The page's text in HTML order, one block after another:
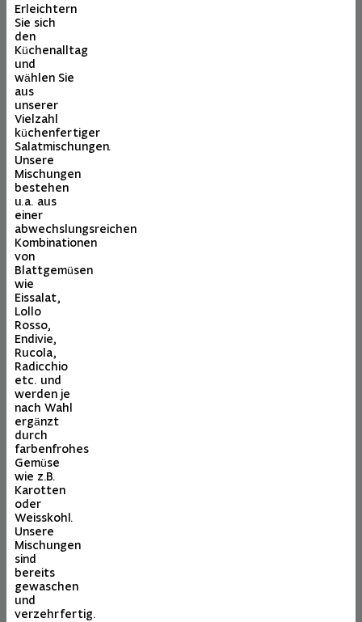
Erleichtern
Sie sich
den
Küchenalltag
und
wählen Sie
aus
unserer
Vielzahl
küchenfertiger
Salatmischungen.
Unsere
Mischungen
bestehen
u.a. aus
einer
abwechslungsreichen
Kombinationen
von
Blattgemüsen
wie
Eissalat,
Lollo
Rosso,
Endivie,
Rucola,
Radicchio
etc. und
werden je
nach Wahl
ergänzt
durch
farbenfrohes
Gemüse
wie z.B.
Karotten
oder
Weisskohl.
Unsere
Mischungen
sind
bereits
gewaschen
und
verzehrfertig.